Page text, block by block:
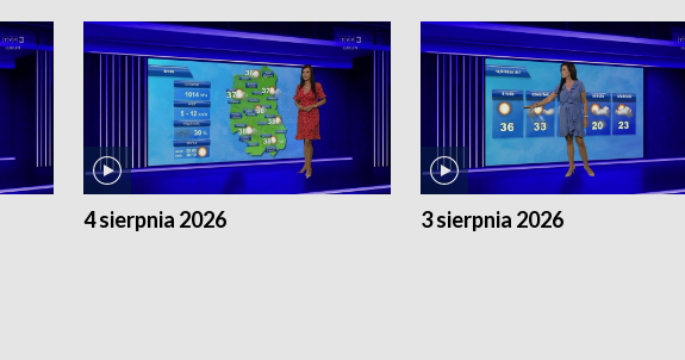
4 sierpnia 2026 3 sierpnia 2026